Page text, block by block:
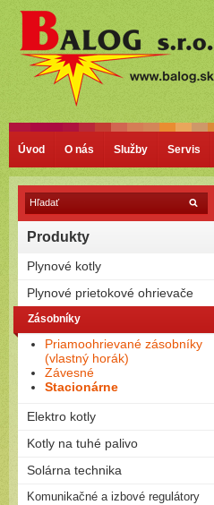
Úvod O nás Služby Servis
Produkty
Plynové kotly
Kondenzačné kotly
Nízkoteplotné - Klasické kotly
Plynové prietokové ohrievače
Plamienkové (s horáčikom)
Bezplamienkové (bateriové)
Turbo (cez stenu - nútený
odťah)
Zásobníky
Priamoohrievané zásobníky
(vlastný horák)
Závesné
Stacionárne
Elektro kotly
Len na kúrenie
zásobník)
Kotly na tuhé palivo
Splyňovacie - pyrolitické kotly
Peletizačné kotly
Solárna technika
Solárne zostavy - ploché
Komunikačné a izbové regulátory